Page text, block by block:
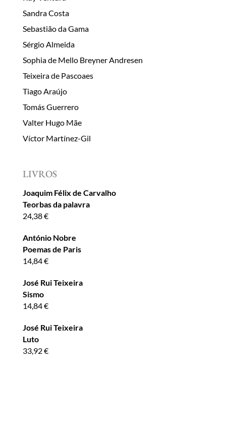
Sandra Costa
Sebastião da Gama
Sérgio Almeida
Sophia de Mello Breyner Andresen
Teixeira de Pascoaes
Tiago Araújo
Tomás Guerrero
Valter Hugo Mãe
Víctor Martínez-Gil
LIVROS
Joaquim Félix de Carvalho
Teorbas da palavra
24,38€
António Nobre
Poemas de Paris
14,84€
José Rui Teixeira
Sismo
14,84€
José Rui Teixeira
Luto
33,92€